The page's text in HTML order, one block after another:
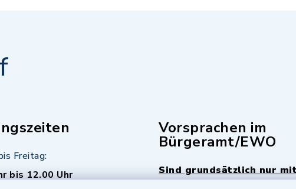
Freitag:
bis 12.00 Uhr
Vorsprachen im
Bürgeramt/EWO
Sind grundsätzlich nur